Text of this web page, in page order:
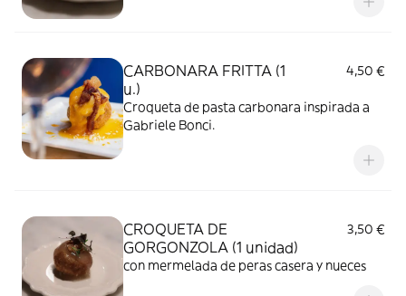
CARBONARA FRITTA (1
u.)
4,50 €
Croqueta de pasta carbonara inspirada a
Gabriele Bonci.
CROQUETA DE
GORGONZOLA (1 unidad)
3,50 €
con mermelada de peras casera y nueces